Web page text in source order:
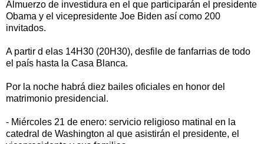
Almuerzo de investidura en el que participarán el presidente
Obama y el vicepresidente Joe Biden así como 200
invitados.
A partir d elas 14H30 (20H30), desfile de fanfarrias de todo
el país hasta la Casa Blanca.
Por la noche habrá diez bailes oficiales en honor del
matrimonio presidencial.
- Miércoles 21 de enero: servicio religioso matinal en la
catedral de Washington al que asistirán el presidente, el